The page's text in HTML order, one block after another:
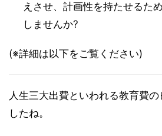
えさせ、計画性を持たせるた
しませんか?
(※詳細は以下をご覧ください)
人生三大出費といわれる教育費
したね。